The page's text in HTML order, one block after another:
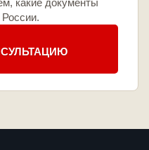
какие документы